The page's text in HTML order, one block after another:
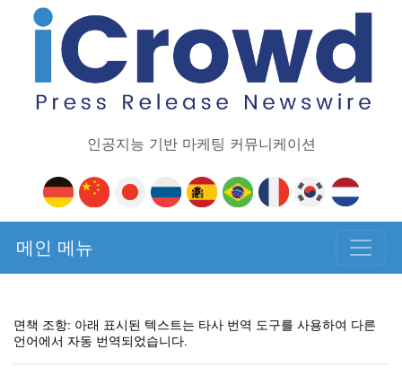
인공지능 기반 마케팅 커뮤니케이션
메인 메뉴
면책 조항: 아래 표시된 텍스트는 타사 번역 도구를 사용하여 다른
언어에서 자동 번역되었습니다.